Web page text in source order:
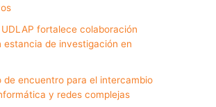
fortalece colaboración
estancia de investigación en
de encuentro para el intercambio
y redes complejas